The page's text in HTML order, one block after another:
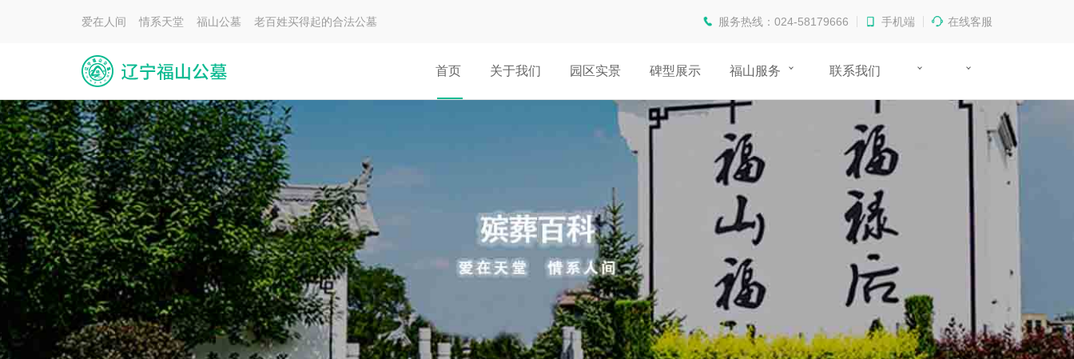
爱在人间 情系天堂 福山公墓 老百姓买得起的合法公墓 服务热线：024-58179666 手机端 在线客服
首页 关于我们 园区实景 碑型展示 福山服务 联系我们